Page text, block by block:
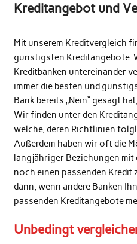
Kreditangebot und
Mit unserem Kreditvergleich
günstigsten Kreditangebote.
Kreditbanken untereinander
immer die besten und
Bank bereits „Nein“ gesagt
Wir finden unter den
welche, deren Richtlinien
Außerdem haben wir oft die
langjähriger Beziehungen mit
noch einen passenden
dann, wenn andere Banken
passenden Kreditangebote
Unbedingt